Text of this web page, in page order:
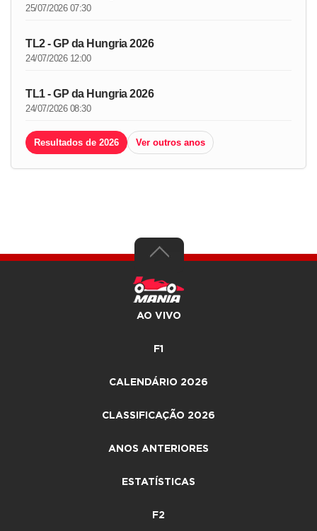
25/07/2026 07:30
TL2 - GP da Hungria 2026
24/07/2026 12:00
TL1 - GP da Hungria 2026
24/07/2026 08:30
Resultados de 2026 Ver outros anos
AO VIVO
F1
CALENDÁRIO 2026
CLASSIFICAÇÃO 2026
ANOS ANTERIORES
ESTATÍSTICAS
F2